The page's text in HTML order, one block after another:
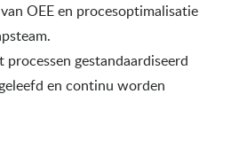
OEE en procesoptimalisatie
processen gestandaardiseerd
en continu worden